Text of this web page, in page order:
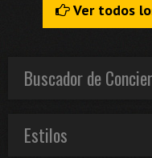
Ver todos
Buscador de
Estilos